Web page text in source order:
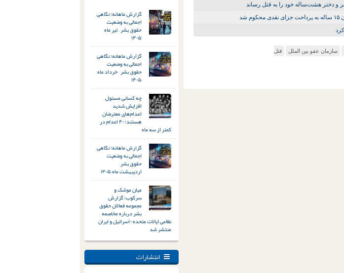
گزارش ماهانه؛ نگاهی
اجمالی به وضعیت
حقوق بشر – تیر ماه
۱۴۰۵
گزارش ماهانه؛ نگاهی
اجمالی به وضعیت
حقوق بشر – خرداد ماه
۱۴۰۵
چه کسانی مسئول
افزایش شدید
اعدام‌های معترضان
هستند؛ ۴۰ اعدام در
کمتر از سه ماه
گزارش ماهانه؛ نگاهی
اجمالی به وضعیت
حقوق بشر –
اردیبهشت ماه ۱۴۰۵
میان موشک و
سرکوب؛ گزارش
مجموعه فعالان حقوق
بشر درباره مخاصمه
نظامی ایالات متحده-اسرائیل و ایران
منتشر شد
انتشارات
سازمان عفو بین الملل
قتل